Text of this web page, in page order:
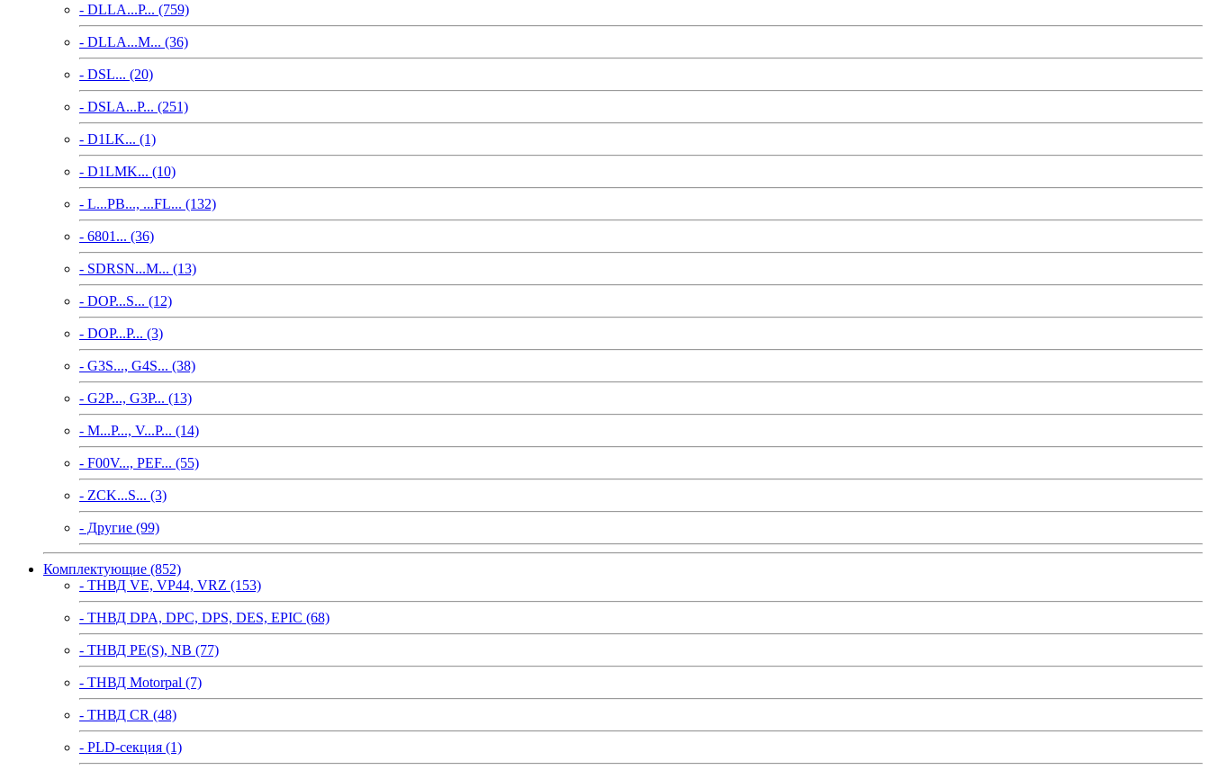
- DLLA...P... (759)
- DLLA...M... (36)
- DSL... (20)
- DSLA...P... (251)
- D1LK... (1)
- D1LMK... (10)
- L...PB..., ...FL... (132)
- 6801... (36)
- SDRSN...M... (13)
- DOP...S... (12)
- DOP...P... (3)
- G3S..., G4S... (38)
- G2P..., G3P... (13)
- M...P..., V...P... (14)
- F00V..., PEF... (55)
- ZCK...S... (3)
- Другие (99)
Комплектующие (852)
- ТНВД VE, VP44, VRZ (153)
- ТНВД DPA, DPC, DPS, DES, EPIC (68)
- ТНВД PE(S), NB (77)
- ТНВД Motorpal (7)
- ТНВД CR (48)
- PLD-секция (1)